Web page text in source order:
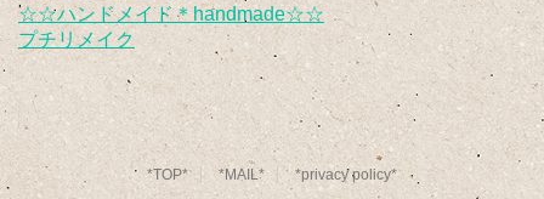
☆☆ハンドメイド＊handmade☆☆
プチリメイク
*TOP* *MAIL* *privacy policy*